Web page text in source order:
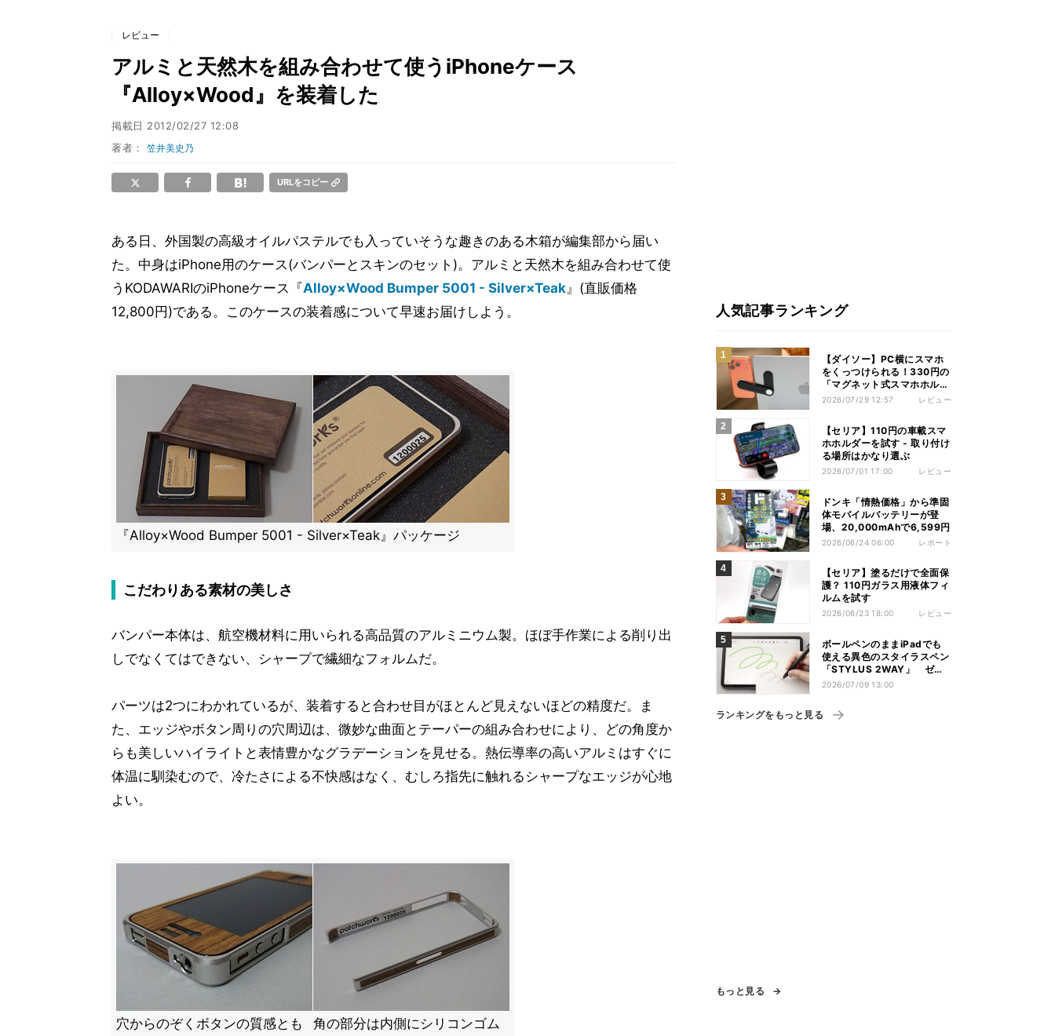
レビュー
アルミと天然木を組み合わせて使うiPhoneケース
『Alloy×Wood』を装着した
掲載日 2012/02/27 12:08
著者：笠井美史乃
URLをコピー
ある日、外国製の高級オイルパステルでも入っていそうな趣きのある木箱が編集部から届い
た。中身はiPhone用のケース(バンパーとスキンのセット)。アルミと天然木を組み合わせて使
うKODAWARIのiPhoneケース『Alloy×Wood Bumper 5001 - Silver×Teak』(直販価格
12,800円)である。このケースの装着感について早速お届けしよう。
『Alloy×Wood Bumper 5001 - Silver×Teak』パッケージ
こだわりある素材の美しさ
バンパー本体は、航空機材料に用いられる高品質のアルミニウム製。ほぼ手作業による削り出
しでなくてはできない、シャープで繊細なフォルムだ。
パーツは2つにわかれているが、装着すると合わせ目がほとんど見えないほどの精度だ。ま
た、エッジやボタン周りの穴周辺は、微妙な曲面とテーパーの組み合わせにより、どの角度か
らも美しいハイライトと表情豊かなグラデーションを見せる。熱伝導率の高いアルミはすぐに
体温に馴染むので、冷たさによる不快感はなく、むしろ指先に触れるシャープなエッジが心地
よい。
穴からのぞくボタンの質感とも
角の部分は内側にシリコンゴム
人気記事ランキング
【ダイソー】PC横にスマホ
をくっつけられる！330円の
「マグネット式スマホホルダ
ー」を試してみた
2026/07/29 12:57 レビュー
【セリア】110円の車載スマ
ホホルダーを試す - 取り付け
る場所はかなり選ぶ
2026/07/01 17:00 レビュー
ドンキ「情熱価格」から準固
体モバイルバッテリーが登
場、20,000mAhで6,599円
2026/06/24 06:00 レポート
【セリア】塗るだけで全面保
護？ 110円ガラス用液体フィ
ルムを試す
2026/06/23 18:00 レビュー
ボールペンのままiPadでも
使える異色のスタイラスペン
「STYLUS 2WAY」 ゼブ
ラ
2026/07/09 13:00
ランキングをもっと見る
もっと見る